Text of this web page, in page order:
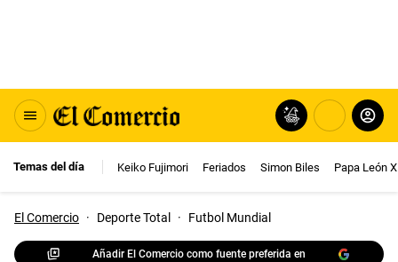
Temas del día Keiko Fujimori Feriados Simon Biles Papa León
El Comercio · Deporte Total · Futbol Mundial
Añadir El Comercio como fuente preferida en